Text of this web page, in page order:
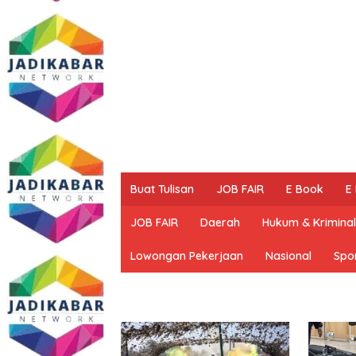
Buat Tulisan JOB FAIR E Book E
JOB FAIR Daerah Hukum & Kriminal
Lowongan Pekerjaan Nasional